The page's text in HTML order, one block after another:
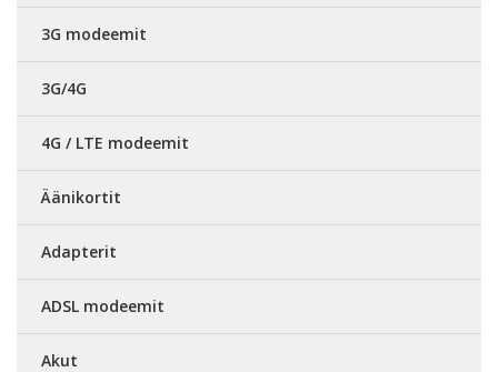
3G modeemit
3G/4G
4G / LTE modeemit
Äänikortit
Adapterit
ADSL modeemit
Akut